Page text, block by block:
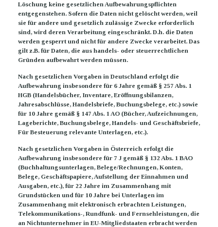
Löschung keine gesetzlichen Aufbewahrungspflichten
entgegenstehen. Sofern die Daten nicht gelöscht werden, weil
sie für andere und gesetzlich zulässige Zwecke erforderlich
sind, wird deren Verarbeitung eingeschränkt. D.h. die Daten
werden gesperrt und nicht für andere Zwecke verarbeitet. Das
gilt z.B. für Daten, die aus handels- oder steuerrechtlichen
Gründen aufbewahrt werden müssen.
Nach gesetzlichen Vorgaben in Deutschland erfolgt die
Aufbewahrung insbesondere für 6 Jahre gemäß § 257 Abs. 1
HGB (Handelsbücher, Inventare, Eröffnungsbilanzen,
Jahresabschlüsse, Handelsbriefe, Buchungsbelege, etc.) sowie
für 10 Jahre gemäß § 147 Abs. 1 AO (Bücher, Aufzeichnungen,
Lageberichte, Buchungsbelege, Handels- und Geschäftsbriefe,
Für Besteuerung relevante Unterlagen, etc.).
Nach gesetzlichen Vorgaben in Österreich erfolgt die
Aufbewahrung insbesondere für 7 J gemäß § 132 Abs. 1 BAO
(Buchhaltungsunterlagen, Belege/Rechnungen, Konten,
Belege, Geschäftspapiere, Aufstellung der Einnahmen und
Ausgaben, etc.), für 22 Jahre im Zusammenhang mit
Grundstücken und für 10 Jahre bei Unterlagen im
Zusammenhang mit elektronisch erbrachten Leistungen,
Telekommunikations-, Rundfunk- und Fernsehleistungen, die
an Nichtunternehmer in EU-Mitgliedstaaten erbracht werden